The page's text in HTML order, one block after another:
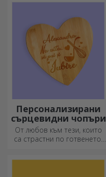
Персонализирани
сърцевидни чопъри
От любов към тези, които
са страстни по готвенето,